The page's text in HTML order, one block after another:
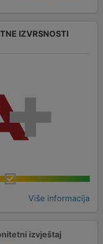
IZVRSNOSTI
Više informacija
izvještaj